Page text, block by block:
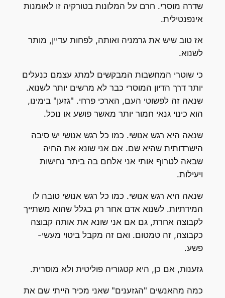
שדרה מוסרי. חרם על המלונות בטורקיה זו לאומנות
אינפנטילית.
אז טוב שיש את גרמניה ואותה, לפחות עדיין, מותר
לשנוא.
כי שוטרי המחשבות המבקשים למתג עצמם כנעלים
יותר דרך הדיון המוסרי כבר לא מרשים יותר לשנוא.
שנאה זה לפשוטי העם, הארכי פרחי. "גזען" בימינו,
הוא כינוי גנאי חמור יותר מאשר פושע או נוכל.
שנאה היא רגש אנושי. כמו כל רגש אנושי יש סיבה
הישרדותית שהיא שם. אם אני שונא את החיה
שבאה לטרוף אותי אני אלחם בה ביתר נחישות
ויעילות.
שנאה היא רגש אנושי. כמו כל רגש אנושי טובה לו
המידתיות. לשנוא אדם אחר רק בגלל שהוא משתייך
לקבוצה אחרת, גם אם אני שונא את אותה קבוצה
כקבוצה, זה טמטום. ואם זה מקבל ביטוי מעשי-
פשע.
גזענות, אם כן, היא קטגוריה פוליטית ולא מוסרית.
כמה מהאנשים "הגזענים" שאני מכיר הייתי שם את